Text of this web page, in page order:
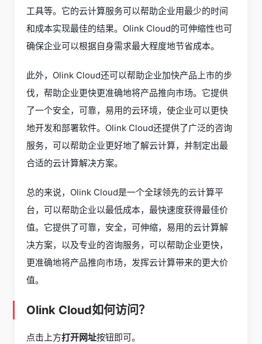
工具等。它的云计算服务可以帮助企业用最少的时间
和成本实现最佳的结果。Olink Cloud的可伸缩性也可
确保企业可以根据自身需求最大程度地节省成本。
此外，Olink Cloud还可以帮助企业加快产品上市的步
伐，帮助企业更快更准确地将产品推向市场。它提供
了一个安全，可靠，易用的云环境，使企业可以更快
地开发和部署软件。Olink Cloud还提供了广泛的咨询
服务，可以帮助企业更好地了解云计算，并制定出最
合适的云计算解决方案。
总的来说，Olink Cloud是一个全球领先的云计算平
台，可以帮助企业以最低成本，最快速度获得最佳价
值。它提供了可靠，安全，可伸缩，易用的云计算解
决方案，以及专业的咨询服务，可以帮助企业更快，
更准确地将产品推向市场，发挥云计算带来的更大价
值。
Olink Cloud如何访问？
点击上方打开网址按钮即可。